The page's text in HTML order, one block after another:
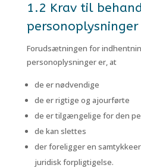
1.2 Krav til
personoplysninger
Forudsætningen for
personoplysninger er, at
de er nødvendige
de er rigtige og ajourførte
de er tilgængelige for den
de kan slettes
der foreligger en
juridisk forpligtigelse.